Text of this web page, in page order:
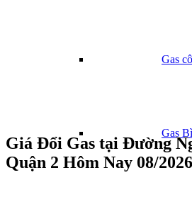
Gas
Gas
Giá Đổi Gas tại Đường
Quận 2 Hôm Nay 08/2026